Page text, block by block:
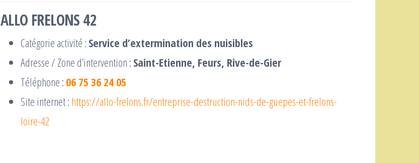
ALLO FRELONS 42
Catégorie activité : Service d’extermination des nuisibles
Adresse / Zone d’intervention : Saint-Etienne, Feurs, Rive-de-Gier
Téléphone : 06 75 36 24 05
Site internet : https://allo-frelons.fr/entreprise-destruction-nids-de-guepes-et-frelons-
loire-42